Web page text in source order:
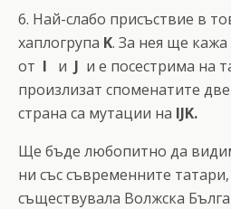
6. Най-слабо присъствие в
хаплогрупа K. За нея ще кажа
от I и J и е посестрима на
произлизат споменатите две
страна са мутации на IJK.
Ще бъде любопитно да
ни със съвременните
съществувала Волжска